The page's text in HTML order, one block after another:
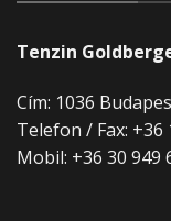
Tenzin
Cím: 1036
Telefon / Fax: +36
Mobil: +36 30 949